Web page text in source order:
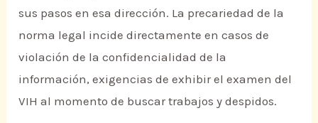
sus pasos en esa dirección. La precariedad de la
norma legal incide directamente en casos de
violación de la confidencialidad de la
información, exigencias de exhibir el examen del
VIH al momento de buscar trabajos y despidos.